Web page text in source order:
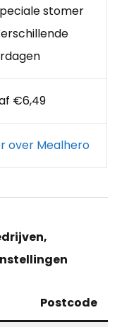
stomer
€6,49
over Mealhero
Postcode